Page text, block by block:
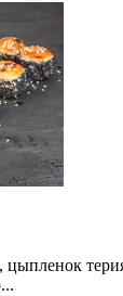
цыпленок